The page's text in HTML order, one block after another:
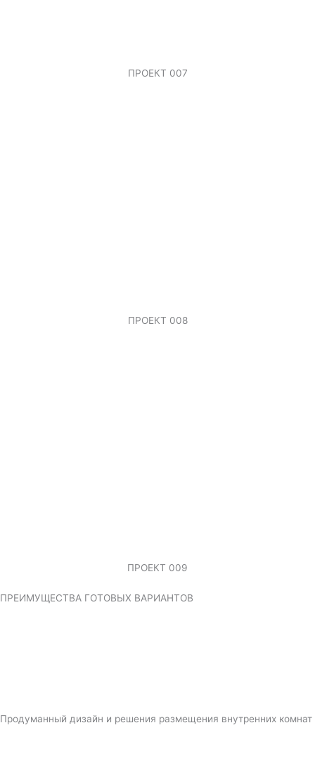
ПРОЕКТ 007
ПРОЕКТ 008
ПРОЕКТ 009
ПРЕИМУЩЕСТВА ГОТОВЫХ ВАРИАНТОВ
Продуманный дизайн и решения размещения внутренних комнат